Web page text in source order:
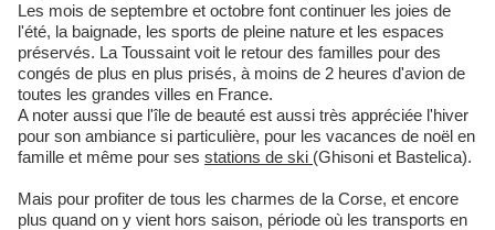
Les mois de septembre et octobre font continuer les joies de
l'été, la baignade, les sports de pleine nature et les espaces
préservés. La Toussaint voit le retour des familles pour des
congés de plus en plus prisés, à moins de 2 heures d'avion de
toutes les grandes villes en France.
A noter aussi que l'île de beauté est aussi très appréciée l'hiver
pour son ambiance si particulière, pour les vacances de noël en
famille et même pour ses stations de ski (Ghisoni et Bastelica).
Mais pour profiter de tous les charmes de la Corse, et encore
plus quand on y vient hors saison, période où les transports en